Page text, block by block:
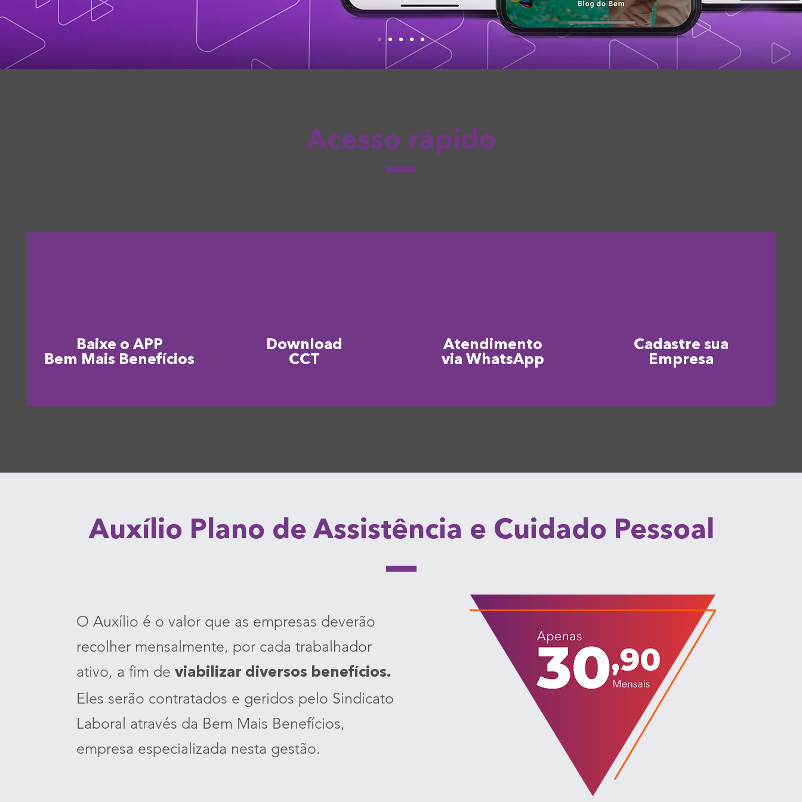
Acesso rápido
Baixe o APP
Bem Mais Benefícios
Download
CCT
Atendimento
via WhatsApp
Cadastre sua
Empresa
Auxílio Plano de Assistência e Cuidado Pessoal
O Auxílio é o valor que as empresas deverão
recolher mensalmente, por cada trabalhador
ativo, a fim de viabilizar diversos benefícios.
Eles serão contratados e geridos pelo Sindicato
Laboral através da Bem Mais Benefícios,
empresa especializada nesta gestão.